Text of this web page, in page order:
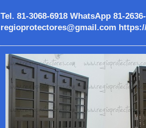
Tel. 81-3068-6918 WhatsApp 81-
regioprotectores@gmail.com